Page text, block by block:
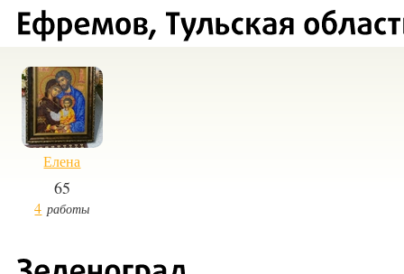
Елена
65
4 работы